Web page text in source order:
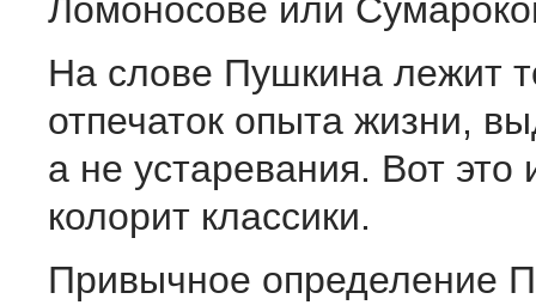
Ломоносове или
На слове Пушкина лежит
отпечаток опыта жизни,
а не устаревания. Вот это
колорит классики.
Привычное определение